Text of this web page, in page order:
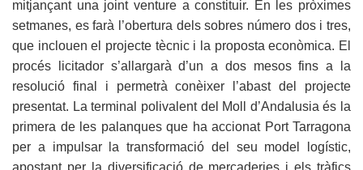
mitjançant una joint venture a constituir. En les pròximes
setmanes, es farà l’obertura dels sobres número dos i tres,
que inclouen el projecte tècnic i la proposta econòmica. El
procés licitador s’allargarà d’un a dos mesos fins a la
resolució final i permetrà conèixer l’abast del projecte
presentat. La terminal polivalent del Moll d’Andalusia és la
primera de les palanques que ha accionat Port Tarragona
per a impulsar la transformació del seu model logístic,
apostant per la diversificació de mercaderies i els tràfics